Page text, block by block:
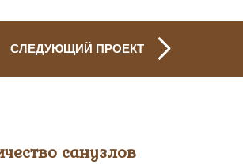
СЛЕДУЮЩИЙ ПРОЕКТ
санузлов